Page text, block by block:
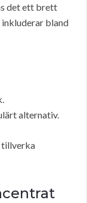
det ett brett
inkluderar bland
alternativ.
tillverka